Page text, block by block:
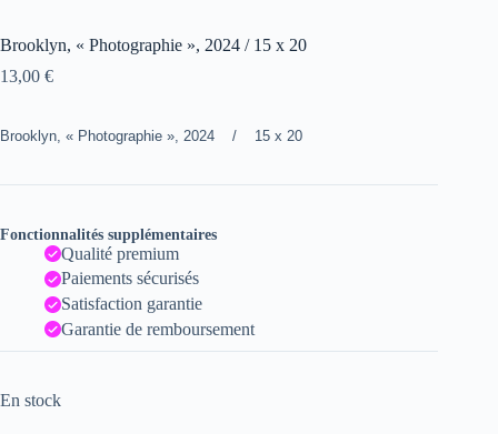
Brooklyn, « Photographie », 2024 / 15 x 20
13,00 €
Brooklyn, « Photographie », 2024 / 15 x 20
Fonctionnalités supplémentaires
Qualité premium
Paiements sécurisés
Satisfaction garantie
Garantie de remboursement
En stock